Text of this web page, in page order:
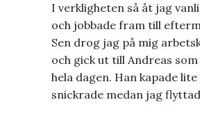
I verkligheten så åt jag
och jobbade fram till
Sen drog jag på mig
och gick ut till Andreas
hela dagen. Han kapade
snickrade medan jag